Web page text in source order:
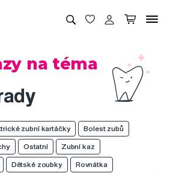
na téma
zubní kartáčky Bolest zubů
Ostatní Zubní kaz
Dětské zoubky Rovnátka